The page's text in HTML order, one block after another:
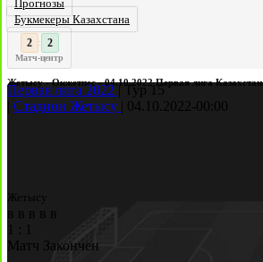
Прогнозы
Букмекеры Казахстана
3
:
Матч-центр
Жетысу - Окжетпес - 04.10.2022 Первая лига
Первая лига 2022| Тур 15
Стадион Жетысу 04.10.2022-00:00
Жетысу
в в в в в
1
1
Матч Закончен